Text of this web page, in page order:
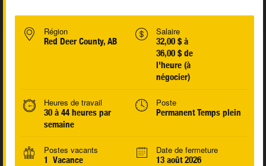
Région
Red Deer County, AB
Salaire
32,00 $ à
36,00 $ de
l'heure (à
négocier)
Heures de travail
30 à 44 heures par
semaine
Poste
Permanent Temps plein
Postes vacants
1 Vacance
Date de fermeture
13 août 2026